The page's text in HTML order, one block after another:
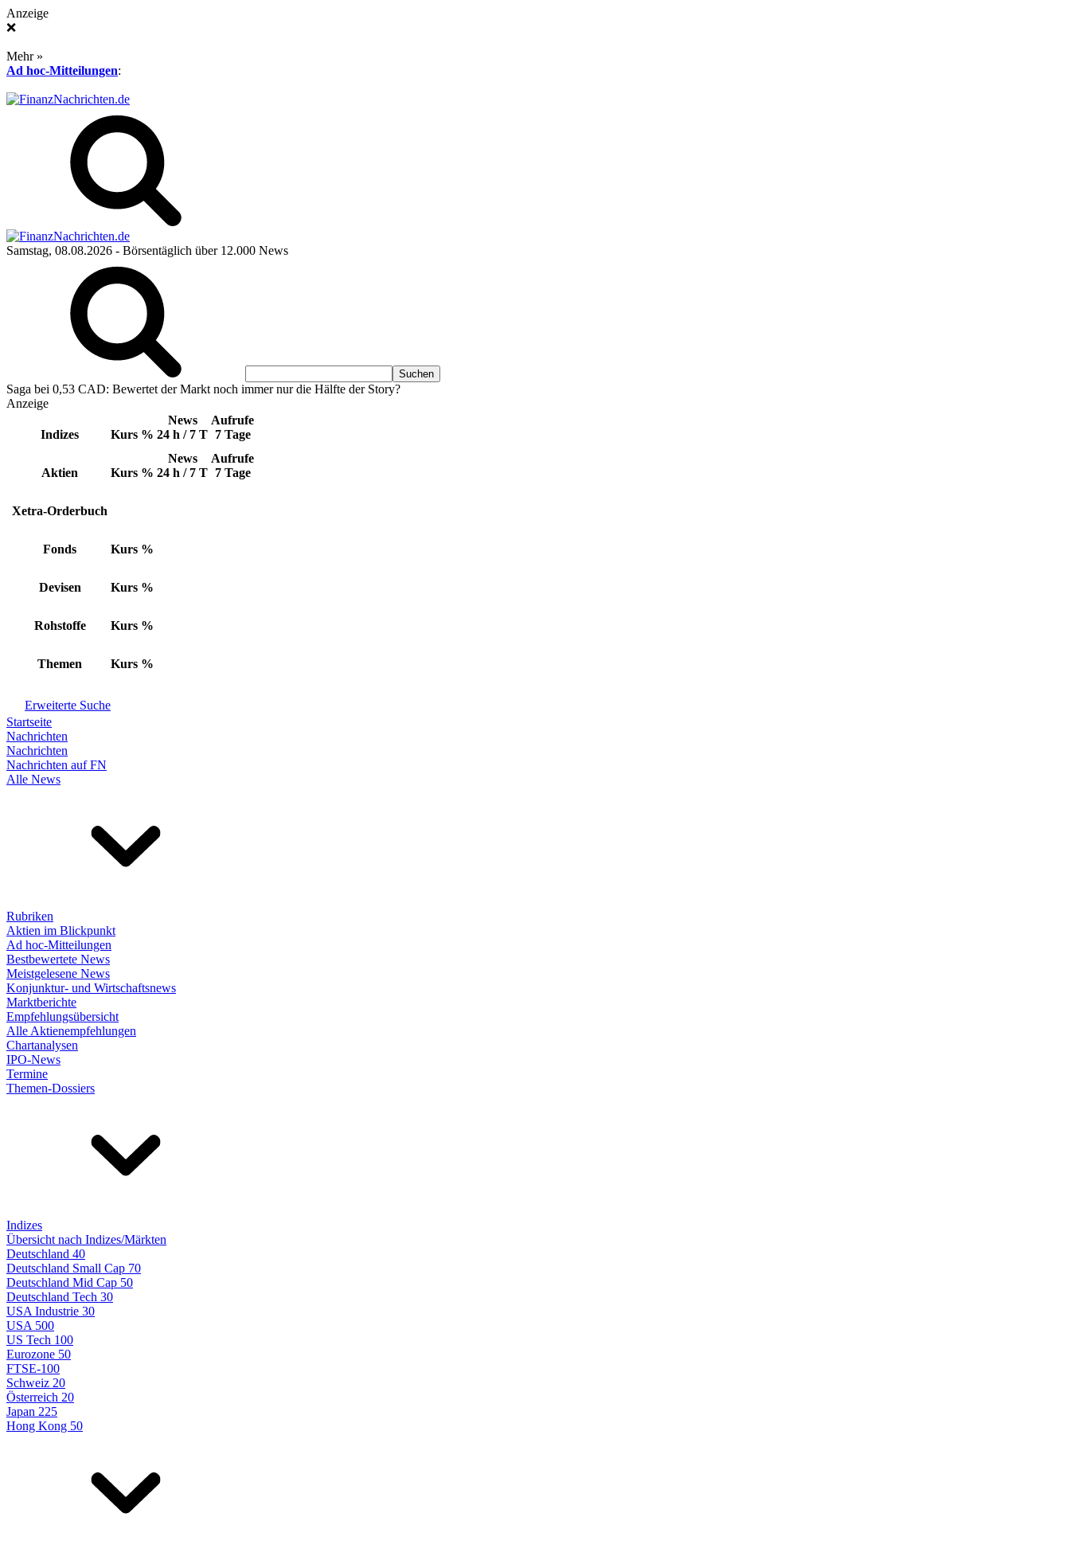
Anzeige
❌
Mehr »
Ad hoc-Mitteilungen:
Samstag, 08.08.2026 - Börsentäglich über 12.000 News
Saga bei 0,53 CAD: Bewertet der Markt noch immer nur die Hälfte der Story?
Anzeige
Indizes Kurs %
News
24 h / 7 T
Aufrufe
7 Tage
Aktien Kurs %
News
24 h / 7 T
Aufrufe
7 Tage
Xetra-Orderbuch
Fonds Kurs %
Devisen Kurs %
Rohstoffe Kurs %
Themen Kurs %
Erweiterte Suche
Startseite
Nachrichten
Nachrichten
Nachrichten auf FN
Alle News
Rubriken
Aktien im Blickpunkt
Ad hoc-Mitteilungen
Bestbewertete News
Meistgelesene News
Konjunktur- und Wirtschaftsnews
Marktberichte
Empfehlungsübersicht
Alle Aktienempfehlungen
Chartanalysen
IPO-News
Termine
Themen-Dossiers
Indizes
Übersicht nach Indizes/Märkten
Deutschland 40
Deutschland Small Cap 70
Deutschland Mid Cap 50
Deutschland Tech 30
USA Industrie 30
USA 500
US Tech 100
Eurozone 50
FTSE-100
Schweiz 20
Österreich 20
Japan 225
Hong Kong 50